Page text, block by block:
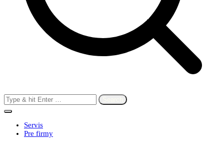
Search
for:
Servis
Pre firmy